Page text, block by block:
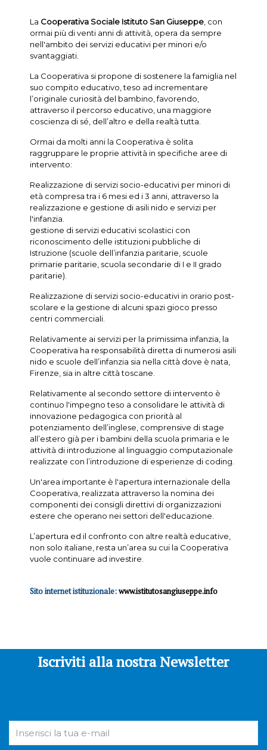
La Cooperativa Sociale Istituto San Giuseppe, con
ormai più di venti anni di attività, opera da sempre
nell'ambito dei servizi educativi per minori e/o
svantaggiati.
La Cooperativa si propone di sostenere la famiglia nel
suo compito educativo, teso ad incrementare
l’originale curiosità del bambino, favorendo,
attraverso il percorso educativo, una maggiore
coscienza di sé, dell’altro e della realtà tutta.
Ormai da molti anni la Cooperativa è solita
raggruppare le proprie attività in specifiche aree di
intervento:
Realizzazione di servizi socio-educativi per minori di
età compresa tra i 6 mesi ed i 3 anni, attraverso la
realizzazione e gestione di asili nido e servizi per
l'infanzia.
gestione di servizi educativi scolastici con
riconoscimento delle istituzioni pubbliche di
Istruzione (scuole dell’infanzia paritarie, scuole
primarie paritarie, scuola secondarie di I e II grado
paritarie).
Realizzazione di servizi socio-educativi in orario post-
scolare e la gestione di alcuni spazi gioco presso
centri commerciali.
Relativamente ai servizi per la primissima infanzia, la
Cooperativa ha responsabilità diretta di numerosi asili
nido e scuole dell’infanzia sia nella città dove è nata,
Firenze, sia in altre città toscane.
Relativamente al secondo settore di intervento è
continuo l'impegno teso a consolidare le attività di
innovazione pedagogica con priorità al
potenziamento dell’inglese, comprensive di stage
all’estero già per i bambini della scuola primaria e le
attività di introduzione al linguaggio computazionale
realizzate con l’introduzione di esperienze di coding.
Un'area importante è l'apertura internazionale della
Cooperativa, realizzata attraverso la nomina dei
componenti dei consigli direttivi di organizzazioni
estere che operano nei settori dell'educazione.
L’apertura ed il confronto con altre realtà educative,
non solo italiane, resta un’area su cui la Cooperativa
vuole continuare ad investire.
Sito internet istituzionale:www.istitutosangiuseppe.info
Iscriviti alla nostra Newsletter